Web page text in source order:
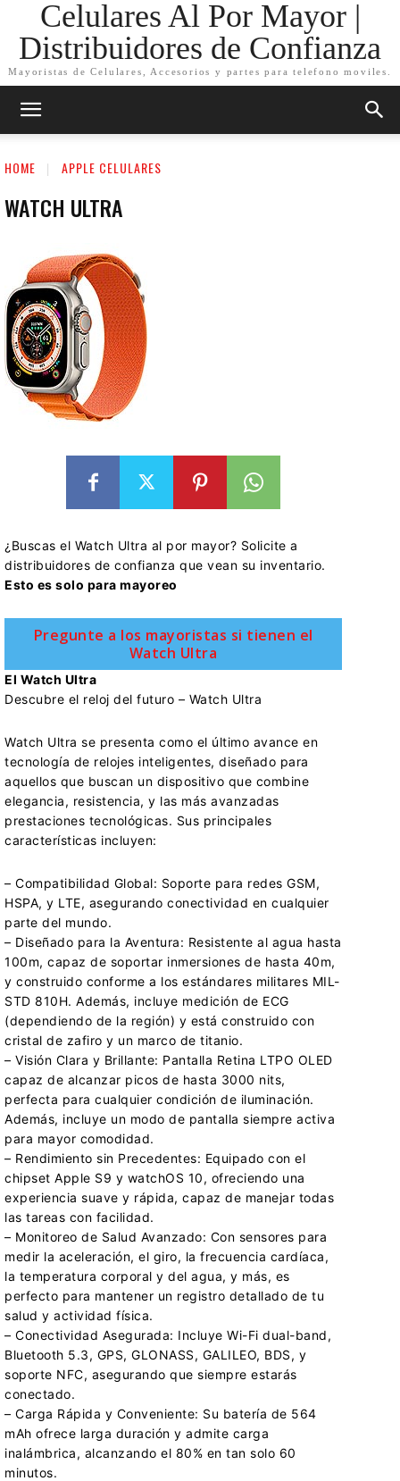
Celulares Al Por Mayor |
Distribuidores de Confianza
Mayoristas de Celulares, Accesorios y partes para telefono moviles.
HOME APPLE CELULARES
WATCH ULTRA
¿Buscas el Watch Ultra al por mayor? Solicite a
distribuidores de confianza que vean su inventario.
Esto es solo para mayoreo
Pregunte a los mayoristas si tienen el
Watch Ultra
El Watch Ultra
Descubre el reloj del futuro – Watch Ultra
Watch Ultra se presenta como el último avance en
tecnología de relojes inteligentes, diseñado para
aquellos que buscan un dispositivo que combine
elegancia, resistencia, y las más avanzadas
prestaciones tecnológicas. Sus principales
características incluyen:
– Compatibilidad Global: Soporte para redes GSM,
HSPA, y LTE, asegurando conectividad en cualquier
parte del mundo.
– Diseñado para la Aventura: Resistente al agua hasta
100m, capaz de soportar inmersiones de hasta 40m,
y construido conforme a los estándares militares MIL-
STD 810H. Además, incluye medición de ECG
(dependiendo de la región) y está construido con
cristal de zafiro y un marco de titanio.
– Visión Clara y Brillante: Pantalla Retina LTPO OLED
capaz de alcanzar picos de hasta 3000 nits,
perfecta para cualquier condición de iluminación.
Además, incluye un modo de pantalla siempre activa
para mayor comodidad.
– Rendimiento sin Precedentes: Equipado con el
chipset Apple S9 y watchOS 10, ofreciendo una
experiencia suave y rápida, capaz de manejar todas
las tareas con facilidad.
– Monitoreo de Salud Avanzado: Con sensores para
medir la aceleración, el giro, la frecuencia cardíaca,
la temperatura corporal y del agua, y más, es
perfecto para mantener un registro detallado de tu
salud y actividad física.
– Conectividad Asegurada: Incluye Wi-Fi dual-band,
Bluetooth 5.3, GPS, GLONASS, GALILEO, BDS, y
soporte NFC, asegurando que siempre estarás
conectado.
– Carga Rápida y Conveniente: Su batería de 564
mAh ofrece larga duración y admite carga
inalámbrica, alcanzando el 80% en tan solo 60
minutos.